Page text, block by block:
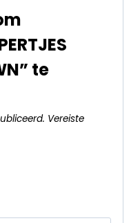
te
Vereiste